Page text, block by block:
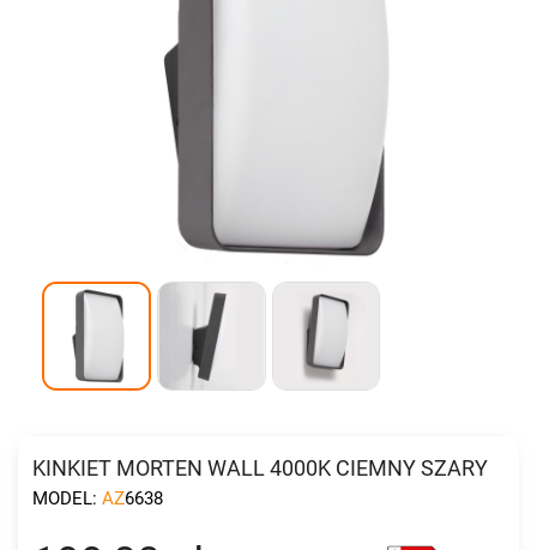
KINKIET MORTEN WALL 4000K CIEMNY SZARY
MODEL: AZ6638